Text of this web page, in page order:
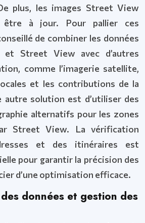
plus, les images Street View
être à jour. Pour pallier ces
de combiner les données
et Street View avec d’autres
comme l’imagerie satellite,
et les contributions de la
autre solution est d’utiliser des
alternatifs pour les zones
Street View. La vérification
et des itinéraires est
pour garantir la précision des
d’une optimisation efficace.
données et gestion des